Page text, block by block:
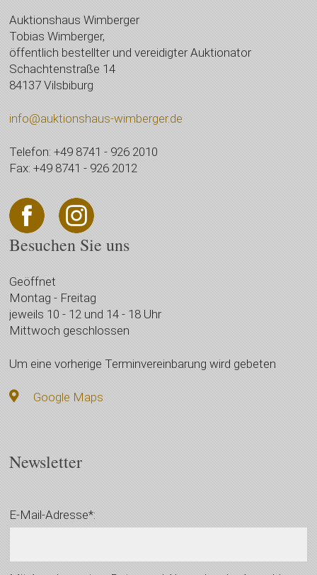
Auktionshaus Wimberger
Tobias Wimberger,
öffentlich bestellter und vereidigter Auktionator
Schachtenstraße 14
84137 Vilsbiburg
info@auktionshaus-wimberger.de
Telefon: +49 8741 - 926 2010
Fax: +49 8741 - 926 2012
Besuchen Sie uns
Geöffnet
Montag - Freitag
jeweils 10 - 12 und 14 - 18 Uhr
Mittwoch geschlossen
Um eine vorherige Terminvereinbarung wird gebeten
Google Maps
Newsletter
E-Mail-Adresse*: